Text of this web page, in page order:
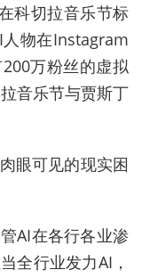
科切拉音乐节标
物在Instagram
万粉丝的虚拟
音乐节与贾斯丁
眼可见的现实困
AI在各行各业渗
全行业发力AI，